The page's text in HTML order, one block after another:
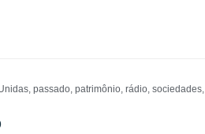
, passado, patrimônio, rádio, sociedades,